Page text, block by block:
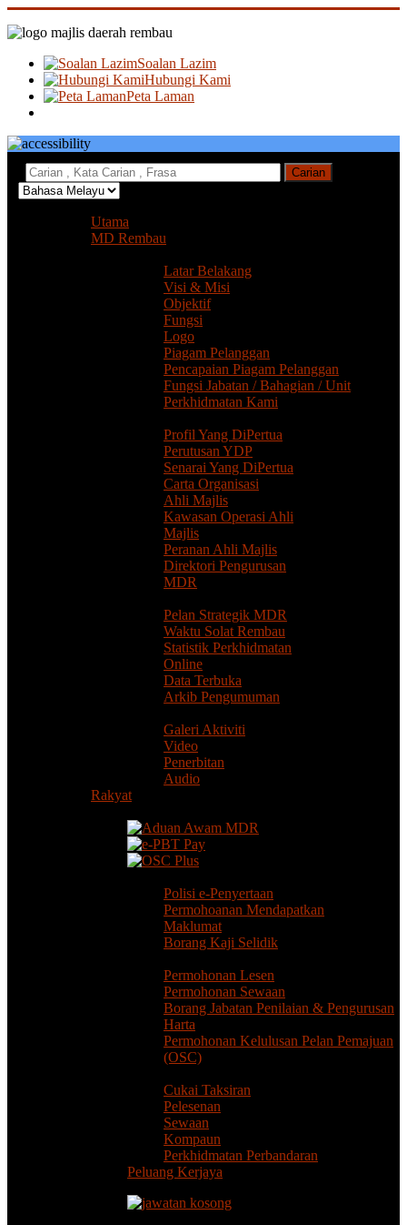
Soalan Lazim
Hubungi Kami
Peta Laman
Carian
Utama
MD Rembau
Latar Belakang
Visi & Misi
Objektif
Fungsi
Logo
Piagam Pelanggan
Pencapaian Piagam Pelanggan
Fungsi Jabatan / Bahagian / Unit
Perkhidmatan Kami
Profil Yang DiPertua
Perutusan YDP
Senarai Yang DiPertua
Carta Organisasi
Ahli Majlis
Kawasan Operasi Ahli
Majlis
Peranan Ahli Majlis
Direktori Pengurusan
MDR
Pelan Strategik MDR
Waktu Solat Rembau
Statistik Perkhidmatan
Online
Data Terbuka
Arkib Pengumuman
Galeri Aktiviti
Video
Penerbitan
Audio
Rakyat
Polisi e-Penyertaan
Permohoanan Mendapatkan
Maklumat
Borang Kaji Selidik
Permohonan Lesen
Permohonan Sewaan
Borang Jabatan Penilaian & Pengurusan
Harta
Permohonan Kelulusan Pelan Pemajuan
(OSC)
Cukai Taksiran
Pelesenan
Sewaan
Kompaun
Perkhidmatan Perbandaran
Peluang Kerjaya